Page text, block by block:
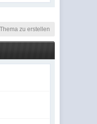
zu erstellen